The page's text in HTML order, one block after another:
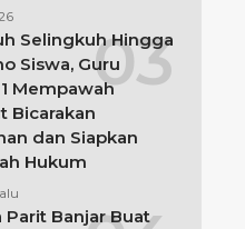
Selingkuh Hingga
Siswa, Guru
1 Mempawah
Bicarakan
dan Siapkan
Hukum
Parit Banjar Buat